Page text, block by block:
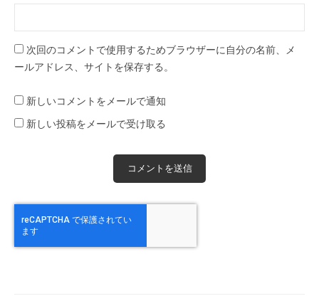
次回のコメントで使用するためブラウザーに自分の名前、メ
ールアドレス、サイトを保存する。
新しいコメントをメールで通知
新しい投稿をメールで受け取る